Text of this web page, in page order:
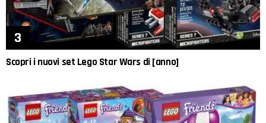
Scopri i nuovi set Lego Star Wars di [anno]